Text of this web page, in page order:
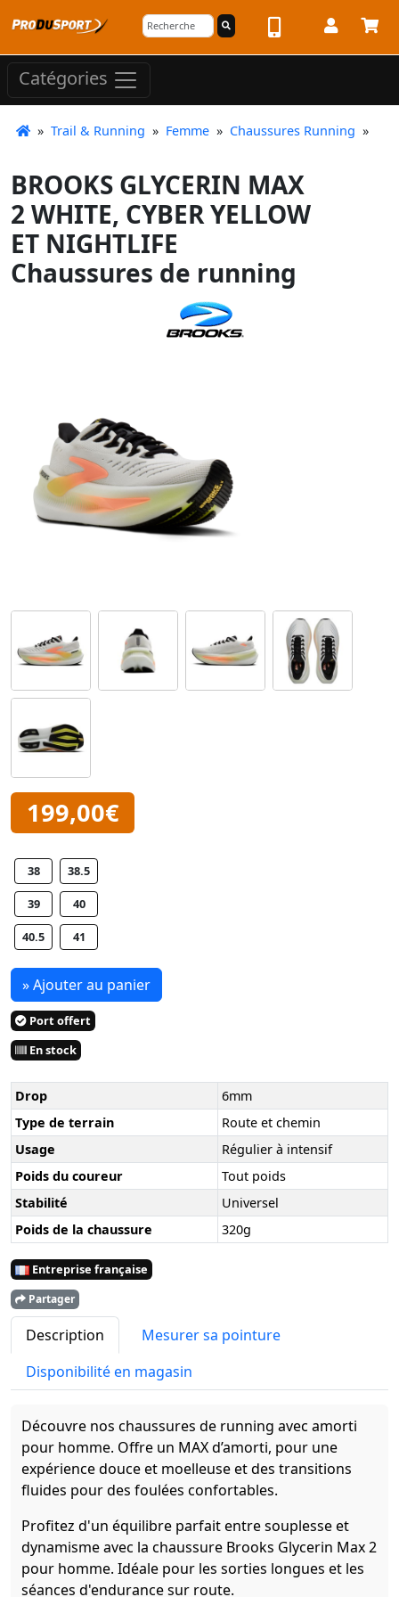
Catégories
» Trail & Running » Femme » Chaussures Running »
BROOKS GLYCERIN MAX
2 WHITE, CYBER YELLOW
ET NIGHTLIFE
Chaussures de running
199,00€
38 38.5
39 40
40.5 41
» Ajouter au panier
Port offert
En stock
Drop
6mm
Type de terrain
Route et chemin
Usage
Régulier à intensif
Poids du coureur
Tout poids
Stabilité
Universel
Poids de la chaussure
320g
Entreprise française
Partager
Description
Mesurer sa pointure
Disponibilité en magasin
Découvre nos chaussures de running avec amorti
pour homme. Offre un MAX d’amorti, pour une
expérience douce et moelleuse et des transitions
fluides pour des foulées confortables.
Profitez d'un équilibre parfait entre souplesse et
dynamisme avec la chaussure Brooks Glycerin Max 2
pour homme. Idéale pour les sorties longues et les
séances d'endurance sur route.